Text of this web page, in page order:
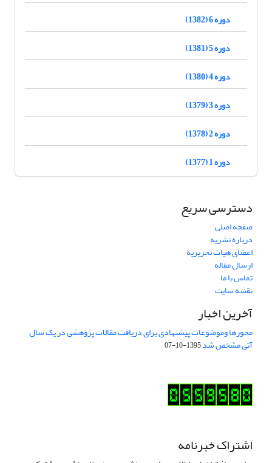
دوره 6 (1382)
دوره 5 (1381)
دوره 4 (1380)
دوره 3 (1379)
دوره 2 (1378)
دوره 1 (1377)
دسترسی سریع
صفحه اصلی
درباره نشریه
اعضای هیات تحریریه
ارسال مقاله
تماس با ما
نقشه سایت
آخرین اخبار
محورها وموضوعات پیشنهادی برای دریافت مقالات پژوهشی در یک سال
آتی مشخص شد1395-10-07
اشتراک خبرنامه